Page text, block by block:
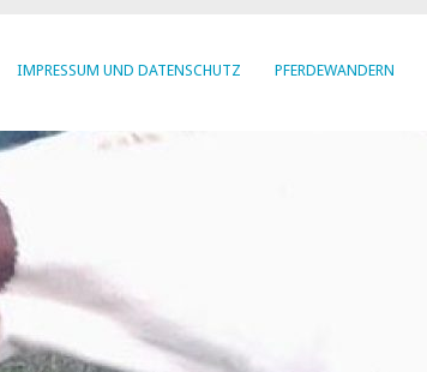
IMPRESSUM UND DATENSCHUTZ PFERDEWANDERN